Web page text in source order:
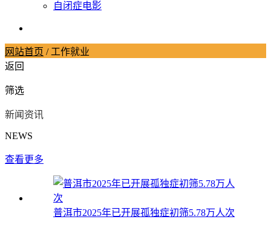
自闭症电影
网站首页 / 工作就业
返回
筛选
新闻资讯
NEWS
查看更多
普洱市2025年已开展孤独症初筛5.78万人次